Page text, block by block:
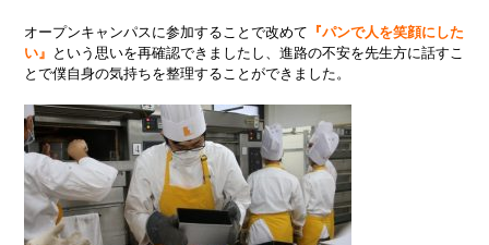
オープンキャンパスに参加することで改めて 『パンで人を笑顔にした
い』 という思いを再確認できましたし、進路の不安を先生方に話すこ
とで僕自身の気持ちを整理することができました。